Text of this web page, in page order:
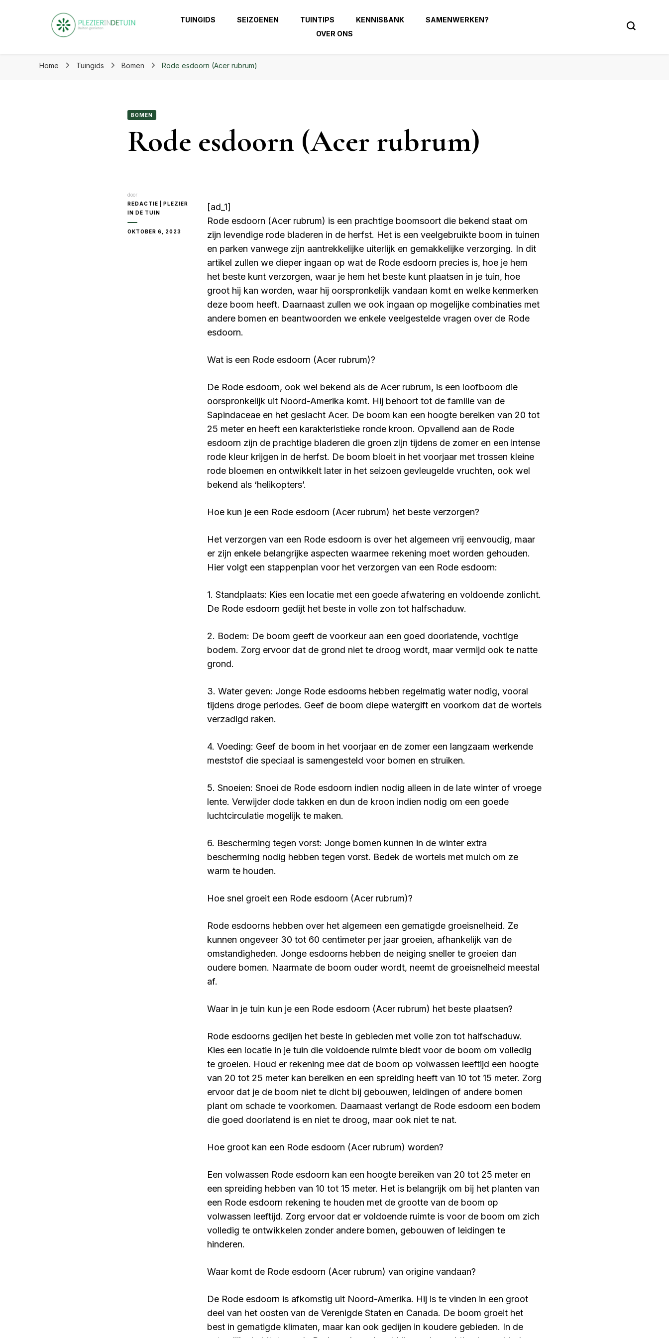
Plezier in de tuin | Haal het beste uit je tuin!
Plezier in de tuin | Haal het beste uit je tuin!
TUINGIDS SEIZOENEN TUINTIPS KENNISBANK
SAMENWERKEN?
OVER ONS
Home Tuingids Bomen Rode esdoorn (Acer rubrum)
BOMEN
Rode esdoorn (Acer rubrum)
door
REDACTIE | PLEZIER
IN DE TUIN
OKTOBER 6, 2023
[ad_1]
Rode esdoorn (Acer rubrum) is een prachtige boomsoort die bekend staat om
zijn levendige rode bladeren in de herfst. Het is een veelgebruikte boom in tuinen
en parken vanwege zijn aantrekkelijke uiterlijk en gemakkelijke verzorging. In dit
artikel zullen we dieper ingaan op wat de Rode esdoorn precies is, hoe je hem
het beste kunt verzorgen, waar je hem het beste kunt plaatsen in je tuin, hoe
groot hij kan worden, waar hij oorspronkelijk vandaan komt en welke kenmerken
deze boom heeft. Daarnaast zullen we ook ingaan op mogelijke combinaties met
andere bomen en beantwoorden we enkele veelgestelde vragen over de Rode
esdoorn.
Wat is een Rode esdoorn (Acer rubrum)?
De Rode esdoorn, ook wel bekend als de Acer rubrum, is een loofboom die
oorspronkelijk uit Noord-Amerika komt. Hij behoort tot de familie van de
Sapindaceae en het geslacht Acer. De boom kan een hoogte bereiken van 20 tot
25 meter en heeft een karakteristieke ronde kroon. Opvallend aan de Rode
esdoorn zijn de prachtige bladeren die groen zijn tijdens de zomer en een intense
rode kleur krijgen in de herfst. De boom bloeit in het voorjaar met trossen kleine
rode bloemen en ontwikkelt later in het seizoen gevleugelde vruchten, ook wel
bekend als ‘helikopters’.
Hoe kun je een Rode esdoorn (Acer rubrum) het beste verzorgen?
Het verzorgen van een Rode esdoorn is over het algemeen vrij eenvoudig, maar
er zijn enkele belangrijke aspecten waarmee rekening moet worden gehouden.
Hier volgt een stappenplan voor het verzorgen van een Rode esdoorn:
1. Standplaats: Kies een locatie met een goede afwatering en voldoende zonlicht.
De Rode esdoorn gedijt het beste in volle zon tot halfschaduw.
2. Bodem: De boom geeft de voorkeur aan een goed doorlatende, vochtige
bodem. Zorg ervoor dat de grond niet te droog wordt, maar vermijd ook te natte
grond.
3. Water geven: Jonge Rode esdoorns hebben regelmatig water nodig, vooral
tijdens droge periodes. Geef de boom diepe watergift en voorkom dat de wortels
verzadigd raken.
4. Voeding: Geef de boom in het voorjaar en de zomer een langzaam werkende
meststof die speciaal is samengesteld voor bomen en struiken.
5. Snoeien: Snoei de Rode esdoorn indien nodig alleen in de late winter of vroege
lente. Verwijder dode takken en dun de kroon indien nodig om een goede
luchtcirculatie mogelijk te maken.
6. Bescherming tegen vorst: Jonge bomen kunnen in de winter extra
bescherming nodig hebben tegen vorst. Bedek de wortels met mulch om ze
warm te houden.
Hoe snel groeit een Rode esdoorn (Acer rubrum)?
Rode esdoorns hebben over het algemeen een gematigde groeisnelheid. Ze
kunnen ongeveer 30 tot 60 centimeter per jaar groeien, afhankelijk van de
omstandigheden. Jonge esdoorns hebben de neiging sneller te groeien dan
oudere bomen. Naarmate de boom ouder wordt, neemt de groeisnelheid meestal
af.
Waar in je tuin kun je een Rode esdoorn (Acer rubrum) het beste plaatsen?
Rode esdoorns gedijen het beste in gebieden met volle zon tot halfschaduw.
Kies een locatie in je tuin die voldoende ruimte biedt voor de boom om volledig
te groeien. Houd er rekening mee dat de boom op volwassen leeftijd een hoogte
van 20 tot 25 meter kan bereiken en een spreiding heeft van 10 tot 15 meter. Zorg
ervoor dat je de boom niet te dicht bij gebouwen, leidingen of andere bomen
plant om schade te voorkomen. Daarnaast verlangt de Rode esdoorn een bodem
die goed doorlatend is en niet te droog, maar ook niet te nat.
Hoe groot kan een Rode esdoorn (Acer rubrum) worden?
Een volwassen Rode esdoorn kan een hoogte bereiken van 20 tot 25 meter en
een spreiding hebben van 10 tot 15 meter. Het is belangrijk om bij het planten van
een Rode esdoorn rekening te houden met de grootte van de boom op
volwassen leeftijd. Zorg ervoor dat er voldoende ruimte is voor de boom om zich
volledig te ontwikkelen zonder andere bomen, gebouwen of leidingen te
hinderen.
Waar komt de Rode esdoorn (Acer rubrum) van origine vandaan?
De Rode esdoorn is afkomstig uit Noord-Amerika. Hij is te vinden in een groot
deel van het oosten van de Verenigde Staten en Canada. De boom groeit het
best in gematigde klimaten, maar kan ook gedijen in koudere gebieden. In de